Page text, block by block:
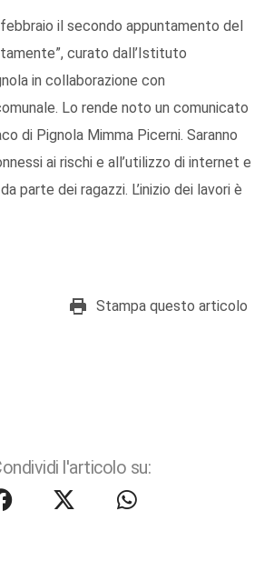
il secondo appuntamento del
curato dall’Istituto
in collaborazione con
Lo rende noto un comunicato
di Pignola Mimma Picerni. Saranno
ai rischi e all’utilizzo di internet e
parte dei ragazzi. L’inizio dei lavori è
Stampa questo articolo
l'articolo su: